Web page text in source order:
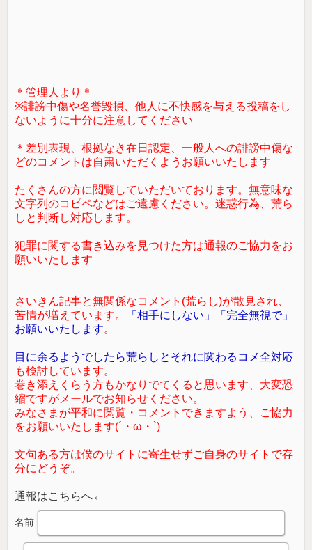
＊管理人より＊
※誹謗中傷や名誉毀損、他人に不快感を与える投稿をし
ないように十分に注意してください
＊差別表現、根拠なき在日認定、一般人への誹謗中傷な
どのコメントは自粛いただくようお願いいたします
たくさんの方に閲覧していただいております。無意味な
文字列のコピペなどはご遠慮ください。迷惑行為、荒ら
しと判断し対応します。
犯罪に関する書き込みを見つけた方は通報のご協力をお
願いいたします
さいきん記事と無関係なコメント(荒らし)が散見され、
苦情が増えています。
「相手にしない」「完全無視で」
お願いいたします。
目に余るようでしたら荒らしとそれに関わるコメ全対応
も検討しています。
巻き添えくらう方もかなりでてくると思います、大変恐
縮ですがメールでお知らせください。
みなさまが平和に閲覧・コメントできますよう、ご協力
をお願いいたします(´・ω・`)
文句ある方は僕のサイトに寄生せずご自身のサイトで存
分にどうぞ。
通報はこちらへ←
名前